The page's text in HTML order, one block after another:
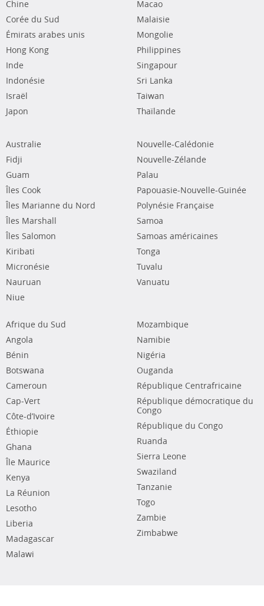
Chine
Corée du Sud
Émirats arabes unis
Hong Kong
Inde
Indonésie
Israël
Japon
Macao
Malaisie
Mongolie
Philippines
Singapour
Sri Lanka
Taiwan
Thaïlande
Australie
Fidji
Guam
Îles Cook
Îles Marianne du Nord
Îles Marshall
Îles Salomon
Kiribati
Micronésie
Nauruan
Niue
Nouvelle-Calédonie
Nouvelle-Zélande
Palau
Papouasie-Nouvelle-Guinée
Polynésie Française
Samoa
Samoas américaines
Tonga
Tuvalu
Vanuatu
Afrique du Sud
Angola
Bénin
Botswana
Cameroun
Cap-Vert
Côte-d’Ivoire
Éthiopie
Ghana
Île Maurice
Kenya
La Réunion
Lesotho
Liberia
Madagascar
Malawi
Mozambique
Namibie
Nigéria
Ouganda
République Centrafricaine
République démocratique du
Congo
République du Congo
Ruanda
Sierra Leone
Swaziland
Tanzanie
Togo
Zambie
Zimbabwe